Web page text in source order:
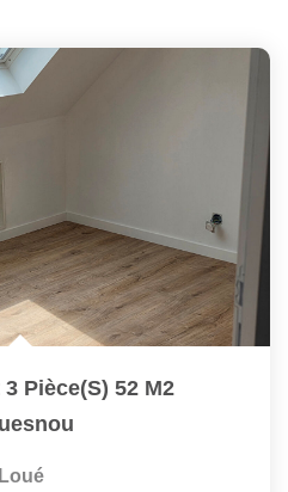
Pièce(s) 52 M2
Loué